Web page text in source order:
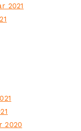
2021
2020